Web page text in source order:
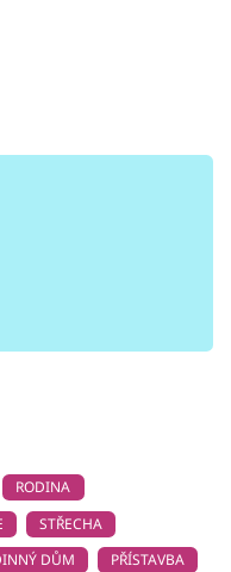
RODINA
STŘECHA
DŮM PŘÍSTAVBA